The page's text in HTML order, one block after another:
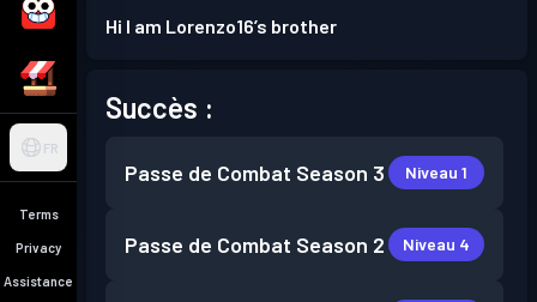
FR
Terms
Privacy
Assistance
Hi I am Lorenzo16’s brother
Succès :
Passe de Combat Season 3 Niveau 1
Passe de Combat Season 2 Niveau 4